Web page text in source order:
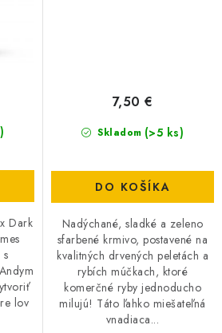
Dark
lov
Skladom (>5 ks)
7,50 €
DO KOŠÍKA
Nadýchané, sladké a zeleno
sfarbené krmivo, postavené na
kvalitných drvených peletách a
rybích múčkach, ktoré
komerčné ryby jednoducho
milujú! Táto ľahko miešateľná
vnadiaca...